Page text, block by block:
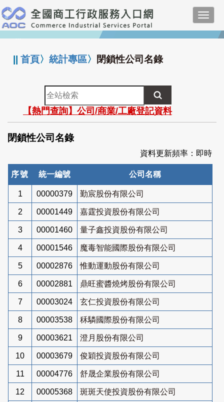
跳
到
主
要
:::
||首頁〉統計專區〉 閉鎖性公司名錄
全
站
檢
索
【熱門查詢】公司/商業/工廠登記資料
閉鎖性公司名錄
資料更新頻率：即時
序號 統一編號 公司名稱
1 00000379 勤宸股份有限公司
2 00001449 嘉霆投資股份有限公司
3 00001460 量子鑫投資股份有限公司
4 00001546 魔毒智能國際股份有限公司
5 00002876 惟動運動股份有限公司
6 00002881 鼎旺蜜醬燒烤股份有限公司
7 00003024 玄仁投資股份有限公司
8 00003538 秝驎國際股份有限公司
9 00003621 澄月股份有限公司
10 00003679 俊穎投資股份有限公司
11 00004776 舒晟企業股份有限公司
12 00005368 斑斑天使投資股份有限公司